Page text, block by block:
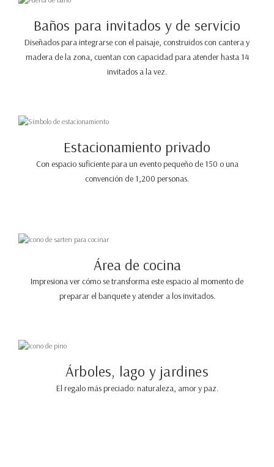
Baños para invitados y de servicio
Diseñados para integrarse con el paisaje, construidos con cantera y
madera de la zona, cuentan con capacidad para atender hasta 14
invitados a la vez.
Estacionamiento privado
Con espacio suficiente para un evento pequeño de 150 o una
convención de 1,200 personas.
Área de cocina
Impresiona ver cómo se transforma este espacio al momento de
preparar el banquete y atender a los invitados.
Árboles, lago y jardines
El regalo más preciado: naturaleza, amor y paz.